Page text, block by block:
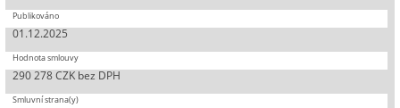
01.12.2025
290 278 CZK bez DPH